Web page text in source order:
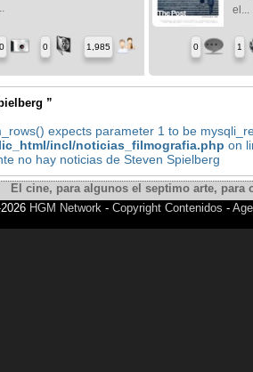
0 0 1,985
el...
0 1
”
expects parameter 1 to be
incl/noticias_filmografia.php on
no hay noticias de Steven Spielberg
El cine, para algunos el septimo arte,
HGM Network- Copyright Contenidos -